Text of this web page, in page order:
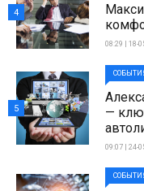
08:29 | 18-
4
—
09:07 | 24-
5